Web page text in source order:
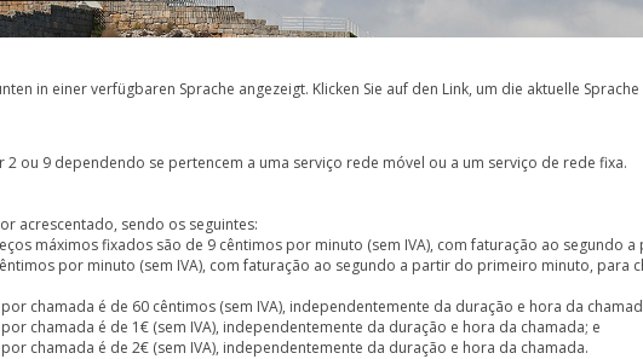
in einer verfügbaren Sprache angezeigt. Klicken Sie auf den Link, um die aktuelle Sprache
ou 9 dependendo se pertencem a uma serviço rede móvel ou a um serviço de rede fixa.
acrescentado, sendo os seguintes:
máximos fixados são de 9 cêntimos por minuto (sem IVA), com faturação ao segundo
por minuto (sem IVA), com faturação ao segundo a partir do primeiro minuto, para
chamada é de 60 cêntimos (sem IVA), independentemente da duração e hora da
chamada é de 1€ (sem IVA), independentemente da duração e hora da chamada; e
chamada é de 2€ (sem IVA), independentemente da duração e hora da chamada.